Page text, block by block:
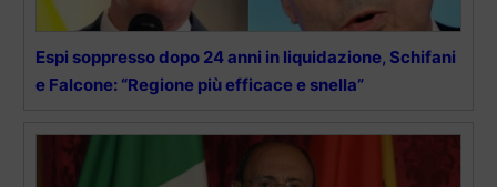
Espi soppresso dopo 24 anni in liquidazione, Schifani
e Falcone: “Regione più efficace e snella”